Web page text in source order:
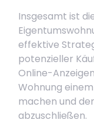
Insgesamt ist
effektive
potenzieller
Online-
Wohnung
machen und
abzuschließen.